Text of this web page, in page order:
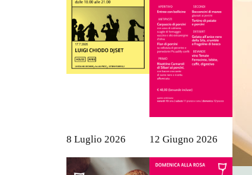
8 Luglio 2026 12 Giugno 2026